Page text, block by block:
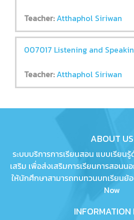
Teacher:Atthaphol Siriwan
007017 Listening and
Teacher:Atthaphol Siriwan
ABOUT US
ระบบบริการการเรียนสอน แบบเรียน
เสริม เพื่อส่งเสริมการเรียนการสอนน
ให้นักศึกษาสามารถทบทวนบทเรียนย้
Now
INFORMATION